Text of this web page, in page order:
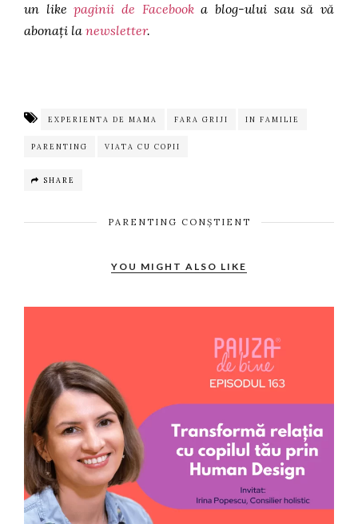
un likepaginii de Facebooka blog-ului sau să vă
abonați la newsletter.
EXPERIENTA DE MAMA FARA GRIJI IN FAMILIE
PARENTING VIATA CU COPII
SHARE
PARENTING CONȘTIENT
YOU MIGHT ALSO LIKE